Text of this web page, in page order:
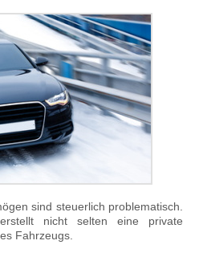
sind steuerlich problematisch.
nicht selten eine private
Fahrzeugs.